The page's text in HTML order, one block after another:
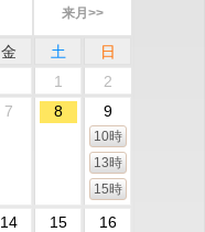
来月>>
金 土
日
1
2
7 8 9
10時
13時
15時
14 15 16